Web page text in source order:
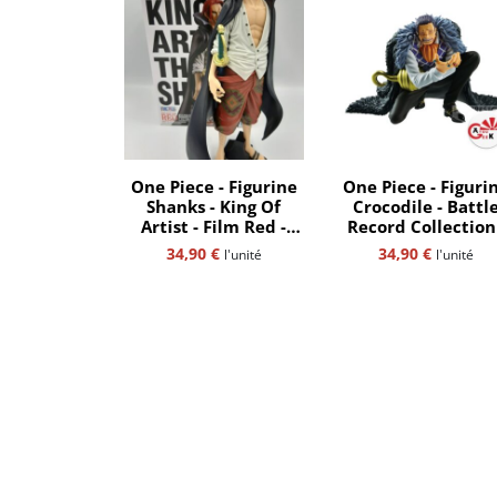
One Piece - Figurine
Shanks - King Of
Artist - Film Red -
Bandaï-Spirits
34,90 € l'unité
One Piece -
Crocodile -
Record
Banpresto
34,90€ l'unité